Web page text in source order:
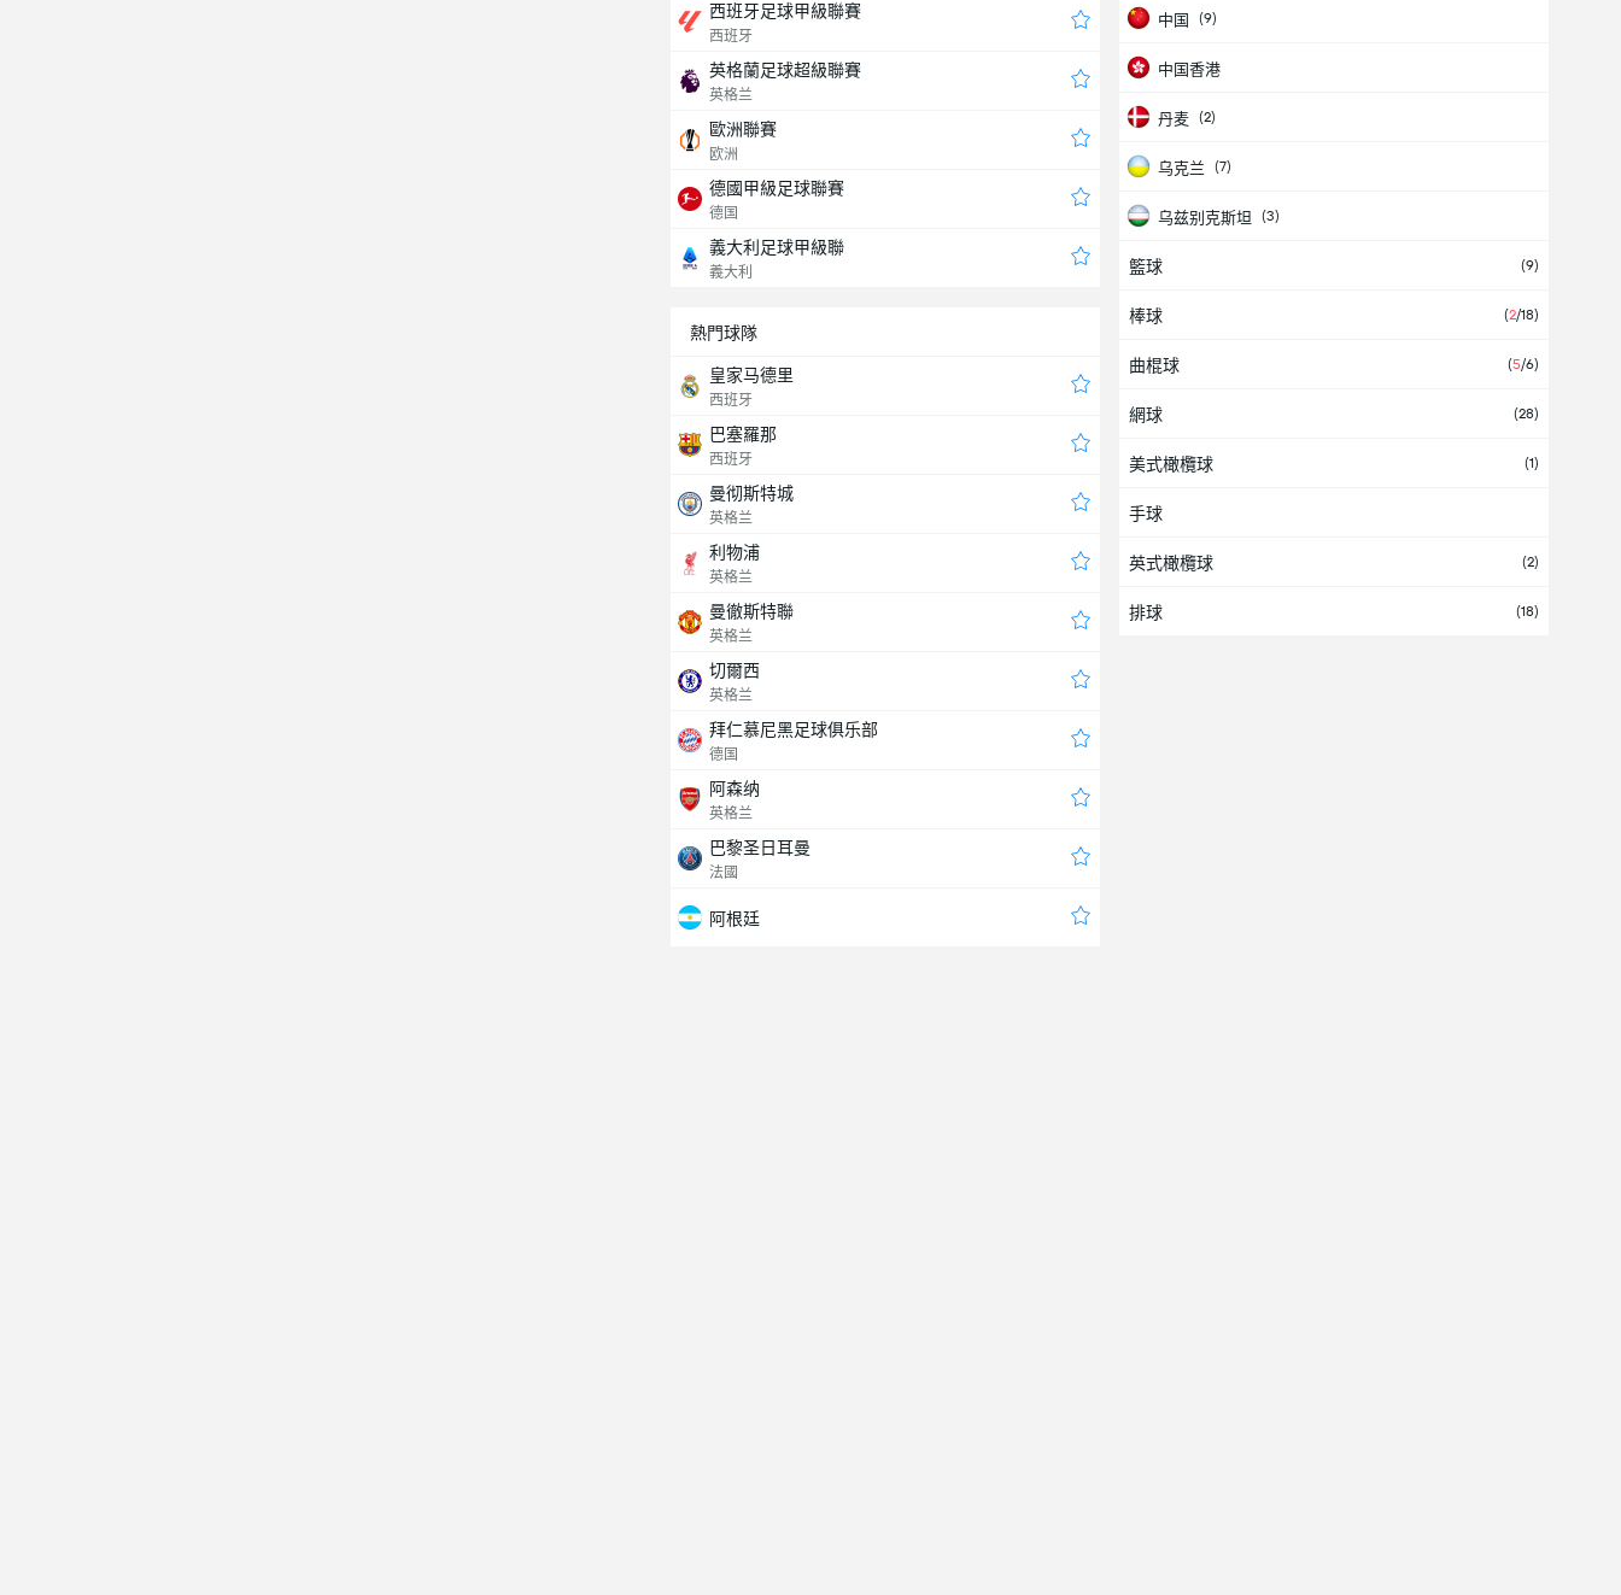
西班牙足球甲級聯賽
西班牙
英格蘭足球超級聯賽
英格兰
歐洲聯賽
欧洲
德國甲級足球聯賽
德国
義大利足球甲級聯
義大利
中国 (9)
中国香港
丹麦 (2)
乌克兰 (7)
乌兹别克斯坦 (3)
乌干达
乌拉圭
也门
亚洲
亚美尼亚
以色列
伊拉克
伊朗
籃球 (9)
棒球 (2/18)
曲棍球 (5/6)
網球 (28)
美式橄欖球 (1)
手球
英式橄欖球 (2)
排球 (18)
熱門球隊
皇家马德里
西班牙
巴塞羅那
西班牙
曼彻斯特城
英格兰
利物浦
英格兰
曼徹斯特聯
英格兰
切爾西
英格兰
拜仁慕尼黑足球俱乐部
德国
阿森纳
英格兰
巴黎圣日耳曼
法國
阿根廷